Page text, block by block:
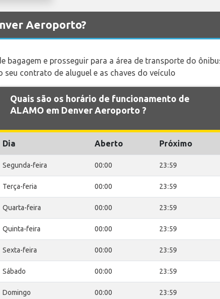
Aeroporto?
bagagem e prosseguir para a área de transporte do
contrato de aluguel e as chaves do veículo
Quais são os horário de funcionamento de
ALAMO em Denver Aeroporto ?
Dia Aberto Próximo
Segunda-feira 00:00 23:59
Terça-feria 00:00 23:59
Quarta-feira 00:00 23:59
Quinta-feira 00:00 23:59
Sexta-feira 00:00 23:59
Sábado 00:00 23:59
Domingo 00:00 23:59